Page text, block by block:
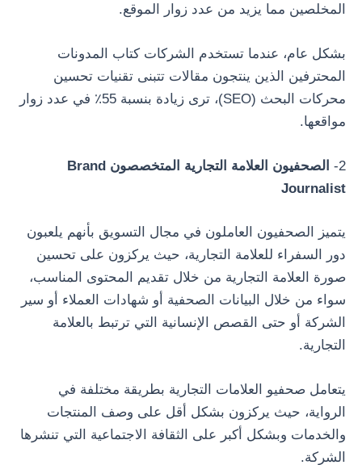
المخلصين مما يزيد من عدد زوار الموقع.
بشكل عام، عندما تستخدم الشركات كتاب المدونات
المحترفين الذين ينتجون مقالات تتبنى تقنيات تحسين
محركات البحث (SEO)، ترى زيادة بنسبة 55٪ في عدد زوار
مواقعها.
2-
الصحفيون العلامة التجارية المتخصصون Brand
Journalist
يتميز الصحفيون العاملون في مجال التسويق بأنهم يلعبون
دور السفراء للعلامة التجارية، حيث يركزون على تحسين
صورة العلامة التجارية من خلال تقديم المحتوى المناسب،
سواء من خلال البيانات الصحفية أو شهادات العملاء أو سير
الشركة أو حتى القصص الإنسانية التي ترتبط بالعلامة
التجارية.
يتعامل صحفيو العلامات التجارية بطريقة مختلفة في
الرواية، حيث يركزون بشكل أقل على وصف المنتجات
والخدمات وبشكل أكبر على الثقافة الاجتماعية التي تنشرها
الشركة.